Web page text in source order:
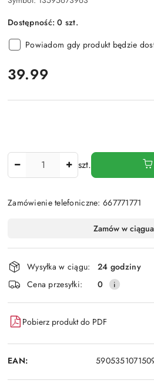
Dostępność:0 szt.
Powiadom gdy produkt będzie
cena:
39.99
szt.
Zamówienie telefoniczne: 667771771
i
dostawa
Zamów w ciągu
Wysyłka w ciągu:
24 godziny
Cena przesyłki:
0
Pobierz produkt do PDF
EAN: